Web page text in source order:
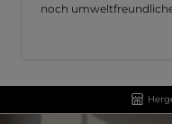
noch